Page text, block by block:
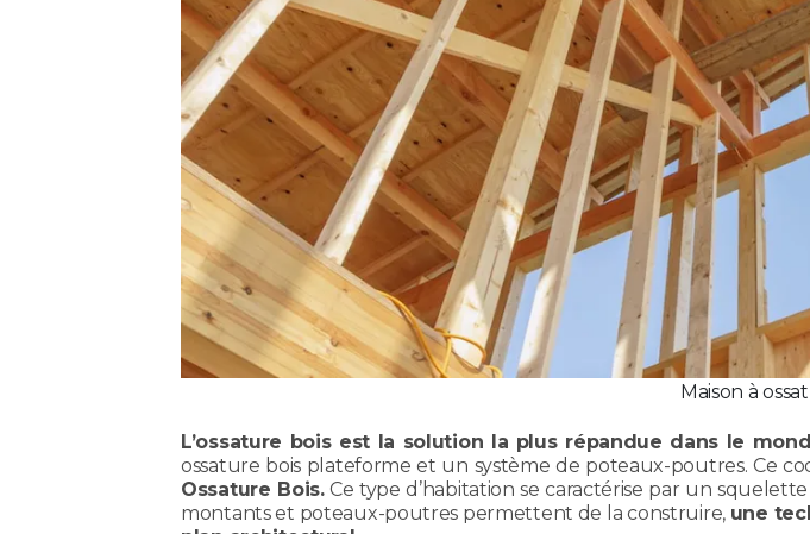
Maison à
L’ossature bois est la solution la plus répandue dans le
ossature bois plateforme et un système de poteaux-poutres. Ce
Ossature Bois.Ce type d’habitation se caractérise par un
montants et poteaux-poutres permettent de la construire, une